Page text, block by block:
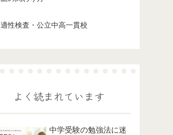
適性検査・公立中高一貫校
よく読まれています
中学受験の勉強法に迷